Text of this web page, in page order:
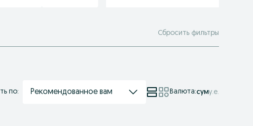
Сбросить фильтры
по: Рекомендованное вам Валюта:суму.е.